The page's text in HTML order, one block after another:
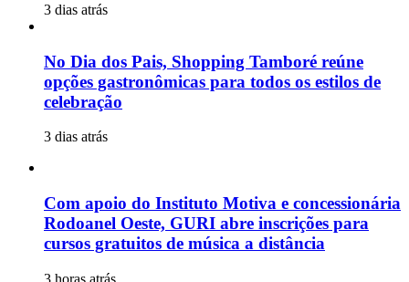
3 dias atrás
No Dia dos Pais, Shopping Tamboré reúne
opções gastronômicas para todos os estilos de
celebração
3 dias atrás
Com apoio do Instituto Motiva e concessionária
Rodoanel Oeste, GURI abre inscrições para
cursos gratuitos de música a distância
3 horas atrás